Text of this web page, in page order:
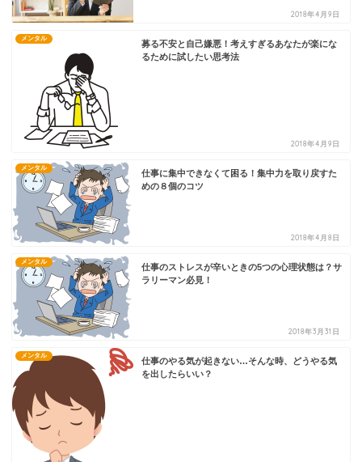
2018年4月9日
メンタル
募る不安と自己嫌悪！考えすぎるあなたが楽にな
るために試したい思考法
2018年4月9日
メンタル
仕事に集中できなくて困る！集中力を取り戻すた
めの８個のコツ
2018年4月8日
メンタル
仕事のストレスが辛いときの5つの心理状態は？サ
ラリーマン必見！
2018年3月31日
メンタル
仕事のやる気が起きない…そんな時、どうやる気
を出したらいい？